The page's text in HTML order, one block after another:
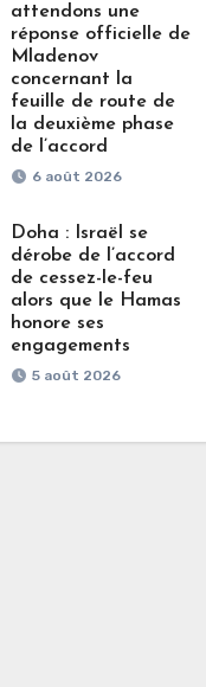
attendons une
réponse officielle de
Mladenov
concernant la
feuille de route de
la deuxième phase
de l’accord
6 août 2026
Doha : Israël se
dérobe de l’accord
de cessez-le-feu
alors que le Hamas
honore ses
engagements
5 août 2026